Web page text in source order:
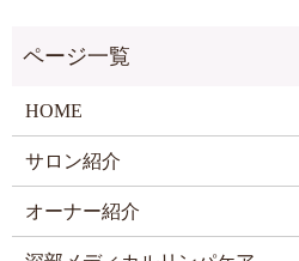
HOME
サロン紹介
オーナー紹介